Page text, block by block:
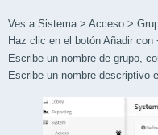
Ves a Sistema > Acceso >
Haz clic en el botón Añadir con
Escribe un nombre de grupo,
Escribe un nombre descriptivo